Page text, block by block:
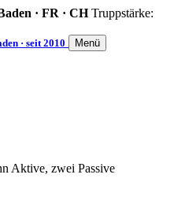
· FR · CH Truppstärke:
· seit 2010 Menü
Aktive, zwei Passive